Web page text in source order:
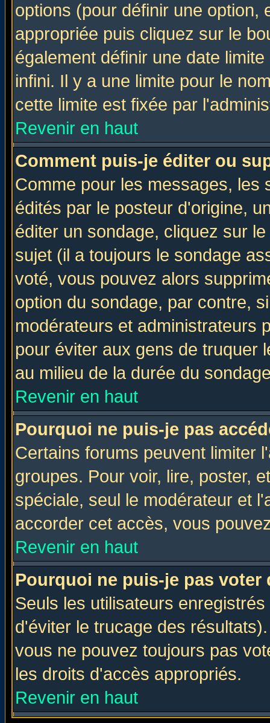
options (pour définir une option,
appropriée puis cliquez sur le
également définir une date
infini. Il y a une limite pour le
cette limite est fixée par
Revenir en haut
Comment puis-je éditer ou
Comme pour les messages, les
édités par le posteur d'origine,
éditer un sondage, cliquez sur
sujet (il a toujours le sondage
voté, vous pouvez alors
option du sondage, par contre,
modérateurs et administrateurs
pour éviter aux gens de truquer
au milieu de la durée du
Revenir en haut
Pourquoi ne puis-je pas
Certains forums peuvent limiter
groupes. Pour voir, lire, poster,
spéciale, seul le modérateur et
accorder cet accès, vous
Revenir en haut
Pourquoi ne puis-je pas voter
Seuls les utilisateurs
d'éviter le trucage des
vous ne pouvez toujours pas
les droits d'accès appropriés.
Revenir en haut